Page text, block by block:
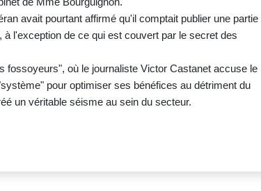
avait pourtant affirmé qu'il comptait publier une partie
l'exception de ce qui est couvert par le secret des
fossoyeurs", où le journaliste Victor Castanet accuse le
pour optimiser ses bénéfices au détriment du
un véritable séisme au sein du secteur.